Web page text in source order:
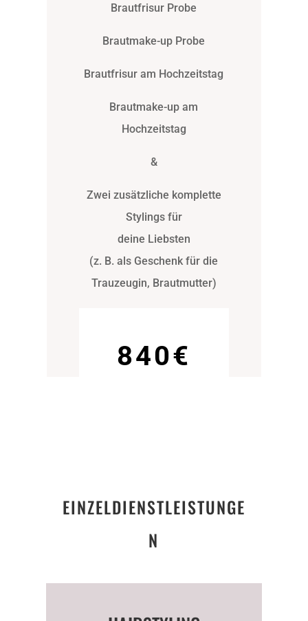
Brautfrisur Probe
Brautmake-up Probe
Brautfrisur am Hochzeitstag
Brautmake-up am
Hochzeitstag
&
Zwei zusätzliche komplette
Stylings für
deine Liebsten
(z. B. als Geschenk für die
Trauzeugin, Brautmutter)
840€
EINZELDIENSTLEISTUNGE
N